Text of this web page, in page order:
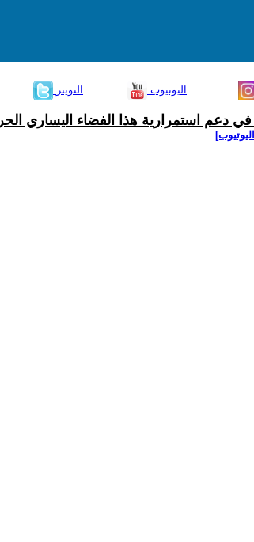
التويتر اليوتيوب
في دعم استمرارية هذا الفضاء اليساري الحر